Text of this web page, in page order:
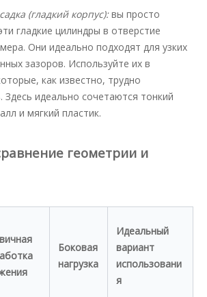
(гладкий корпус):вы просто
гладкие цилиндры в отверстие
Они идеально подходят для узких
зазоров. Используйте их в
как известно, трудно
Здесь идеально сочетаются тонкий
и мягкий пластик.
геометрии и
Боковая
нагрузка
Идеальный
вариант
использовани
я